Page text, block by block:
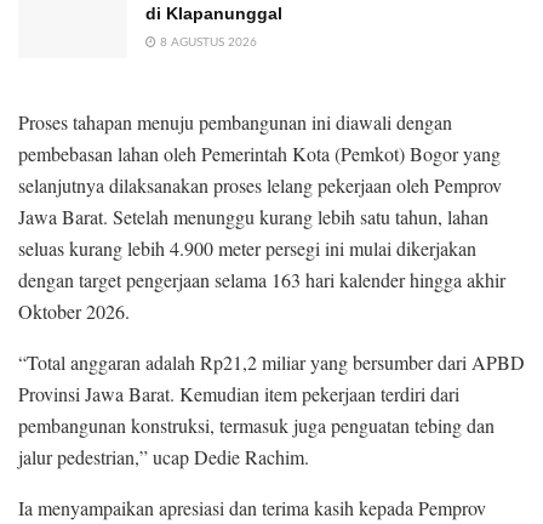
di Klapanunggal
8 AGUSTUS 2026
Proses tahapan menuju pembangunan ini diawali dengan
pembebasan lahan oleh Pemerintah Kota (Pemkot) Bogor yang
selanjutnya dilaksanakan proses lelang pekerjaan oleh Pemprov
Jawa Barat. Setelah menunggu kurang lebih satu tahun, lahan
seluas kurang lebih 4.900 meter persegi ini mulai dikerjakan
dengan target pengerjaan selama 163 hari kalender hingga akhir
Oktober 2026.
“Total anggaran adalah Rp21,2 miliar yang bersumber dari APBD
Provinsi Jawa Barat. Kemudian item pekerjaan terdiri dari
pembangunan konstruksi, termasuk juga penguatan tebing dan
jalur pedestrian,” ucap Dedie Rachim.
Ia menyampaikan apresiasi dan terima kasih kepada Pemprov